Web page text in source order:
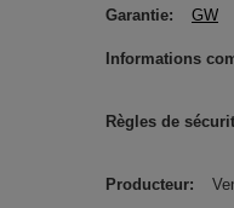
Garantie GW
Informations
Règles de
Producteur